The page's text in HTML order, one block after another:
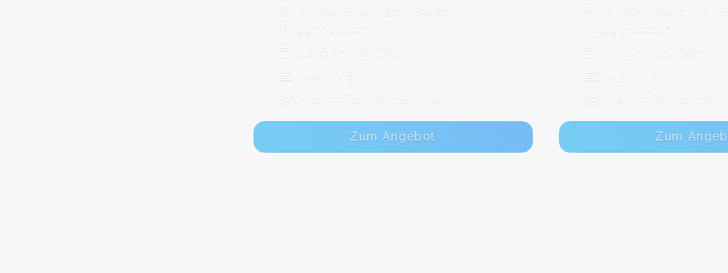
An der Steig 23a, 87487
22. Sep - 8. Dez
149,00 €
Max. 5 TeilnehmerInnen
Zum Angebot
An der Steig 23a,
7. Okt - 16. Dez
149,00 €
Max. 5
Zum